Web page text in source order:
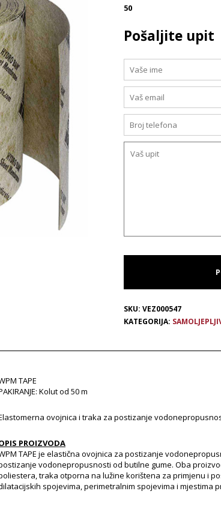
50
Pošaljite upit
SKU:VEZ000547
KATEGORIJA:
TAPE
Kolut od 50 m
ovojnica i traka za postizanje
PROIZVODA
TAPE je elastična ovojnica za postizanje
vodonepropusnosti od butilne gume. Oba
traka otporna na lužine korištena za primjenu i
spojevima, perimetralnim spojevima i mjestima